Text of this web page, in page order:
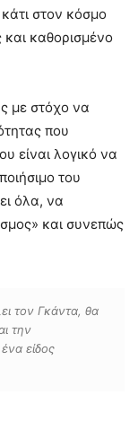
στον κόσμο
καθορισμένο
με στόχο να
που
είναι λογικό να
του
όλα, να
και συνεπώς
τον Γκάντα, θα
την
είδος